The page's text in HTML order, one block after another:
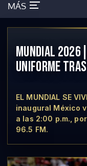
MÁS
MUNDIAL 2026|
UNIFORME
EL MUNDIAL SE
inaugural México
a las 2:00 p.m.,
96.5 FM.